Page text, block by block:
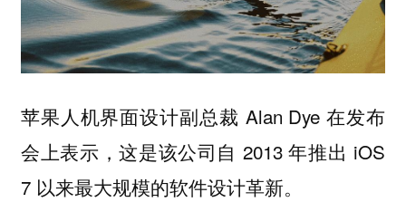
苹果人机界面设计副总裁 Alan Dye 在发布
会上表示，这是该公司自 2013 年推出 iOS
7 以来最大规模的软件设计革新。